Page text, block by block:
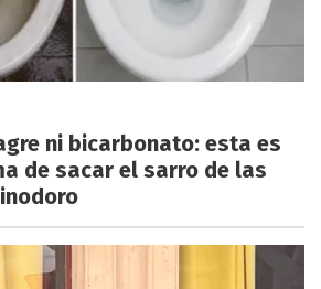
ni bicarbonato: esta es
de sacar el sarro de las